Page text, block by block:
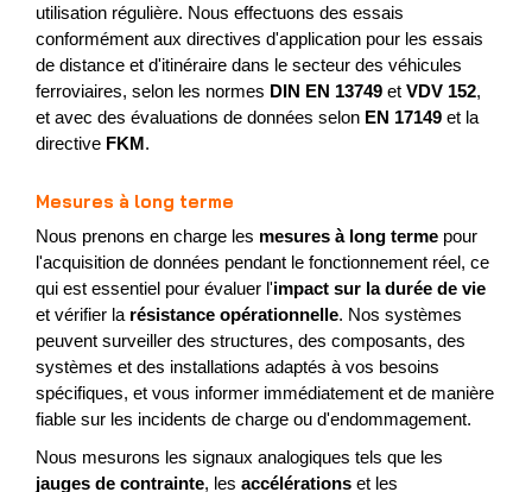
utilisation régulière. Nous effectuons des essais
conformément aux directives d'application pour les essais
de distance et d'itinéraire dans le secteur des véhicules
ferroviaires, selon les normes DIN EN 13749 et VDV 152,
et avec des évaluations de données selon EN 17149 et la
directive FKM.
Mesures à long terme
Nous prenons en charge les mesures à long terme pour
l'acquisition de données pendant le fonctionnement réel, ce
qui est essentiel pour évaluer l'impact sur la durée de vie
et vérifier la résistance opérationnelle. Nos systèmes
peuvent surveiller des structures, des composants, des
systèmes et des installations adaptés à vos besoins
spécifiques, et vous informer immédiatement et de manière
fiable sur les incidents de charge ou d'endommagement.
Nous mesurons les signaux analogiques tels que les
jauges de contrainte, les accélérations et les